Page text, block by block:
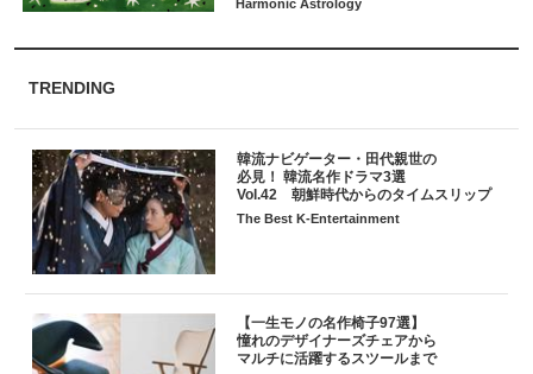
TRENDING
韓流ナビゲーター・田代親世の
必見！ 韓流名作ドラマ3選
Vol.42 朝鮮時代からのタイムスリップ
The Best K-Entertainment
【一生モノの名作椅子97選】
憧れのデザイナーズチェアから
マルチに活躍するスツールまで